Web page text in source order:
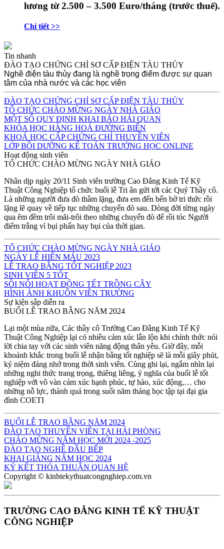
lương từ 2.500 – 3.500 Euro/tháng (trước thuế).
Chi tiết >>
Tin nhanh
ĐÀO TẠO CHỨNG CHỈ SƠ CẤP ĐIỆN TÀU THỦY
Nghề điện tàu thủy đang là nghề trọng điểm được sự quan
tâm của nhà nước và các học viên
ĐÀO TẠO CHỨNG CHỈ SƠ CẤP ĐIỆN TÀU THỦY
TỔ CHỨC CHÀO MỪNG NGÀY NHÀ GIÁO
MỘT SỐ QUY ĐỊNH KHAI BÁO HẢI QUAN
KHÓA HỌC HÀNG HOÁ ĐƯỜNG BIỂN
KHOÁ HỌC CẤP CHỨNG CHỈ THUYỀN VIÊN
LỚP BỒI DƯỠNG KẾ TOÁN TRƯỞNG HỌC ONLINE
Hoạt động sinh viên
TỔ CHỨC CHÀO MỪNG NGÀY NHÀ GIÁO
Nhân dịp ngày 20/11 Sinh viên trường Cao Đẳng Kinh Tế Kỹ
Thuật Công Nghiệp tổ chức buổi lễ Tri ân gửi tới các Quý Thầy cô.
Là những người đưa đò thầm lặng, đưa em đến bến bờ tri thức rồi
lặng lẽ quay về tiếp tục những chuyến đò sau. Dòng đời từng ngày
qua êm đềm trôi mãi-trôi theo những chuyến đò để rồi tóc Người
điểm trắng vì bụi phấn hay bụi của thời gian.
TỔ CHỨC CHÀO MỪNG NGÀY NHÀ GIÁO
NGÀY LỄ HIẾN MÁU 2023
LỄ TRAO BẰNG TỐT NGHIỆP 2023
SINH VIÊN 5 TỐT
SÔI NỔI HOẠT ĐỘNG TẾT TRỒNG CÂY
HÌNH ẢNH KHUÔN VIÊN TRƯỜNG
Sự kiện sắp diễn ra
BUỔI LỄ TRAO BẰNG NĂM 2024
Lại một mùa nữa, Các thầy cô Trường Cao Đẳng Kinh Tế Kỹ
Thuật Công Nghiệp lại có nhiều cảm xúc lẫn lộn khi chính thức nói
lời chia tay với các sinh viên năng động thân yêu. Giờ đây, mỗi
khoảnh khắc trong buổi lễ nhận bằng tốt nghiệp sẽ là mỗi giây phút,
kỷ niệm đáng nhớ trong thời sinh viên. Cùng ghi lại, ngắm nhìn lại
những nghi thức trang trọng, thiêng liêng, ý nghĩa của buổi lễ tốt
nghiệp với vô vàn cảm xúc hạnh phúc, tự hào, xúc động,… cho
những nỗ lực, thành quả trong suốt năm tháng học tập tại đại gia
đình COETI
BUỔI LỄ TRAO BẰNG NĂM 2024
ĐÀO TẠO THUYỀN VIÊN TẠI HẢI PHÒNG
CHÀO MỪNG NĂM HỌC MỚI 2024 -2025
ĐÀO TẠO NGHỀ ĐẦU BẾP
KHAI GIẢNG NĂM HỌC 2024
KÝ KẾT THỎA THUẬN QUAN HỆ
Copyright © kinhtekythuatcongnghiep.com.vn
TRƯỜNG CAO ĐẲNG KINH TẾ KỸ THUẬT
CÔNG NGHIỆP